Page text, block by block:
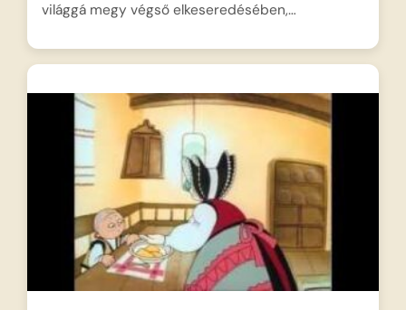
világgá megy végső elkeseredésében,…